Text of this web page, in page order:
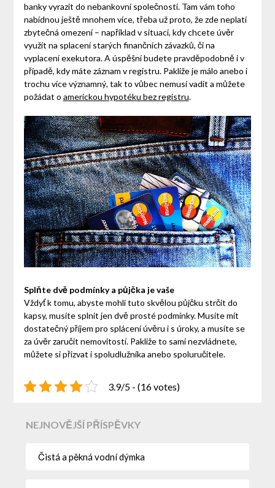
banky vyrazit do nebankovní společnosti. Tam vám toho
nabídnou ještě mnohem více, třeba už proto, že zde neplatí
zbytečná omezení – například v situaci, kdy chcete úvěr
využít na splacení starých finančních závazků, či na
vyplacení exekutora. A úspěšní budete pravděpodobně i v
případě, kdy máte záznam v registru. Pakliže je málo anebo i
trochu více významný, tak to vůbec nemusí vadit a můžete
požádat o americkou hypotéku bez registru.
Splňte dvě podmínky a půjčka je vaše
Vždyť k tomu, abyste mohli tuto skvělou půjčku strčit do
kapsy, musíte splnit jen dvě prosté podmínky. Musíte mít
dostatečný příjem pro splácení úvěru i s úroky, a musíte se
za úvěr zaručit nemovitostí. Pakliže to sami nezvládnete,
můžete si přizvat i spoludlužníka anebo spoluručitele.
3.9/5 - (16 votes)
NEJNOVĚJŠÍ PŘÍSPĚVKY
Čistá a pěkná vodní dýmka